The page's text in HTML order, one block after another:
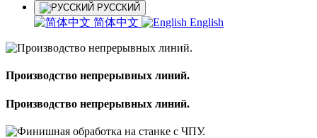
РУССКИЙ
简体中文 English
Производство непрерывных линий.
Производство непрерывных линий.